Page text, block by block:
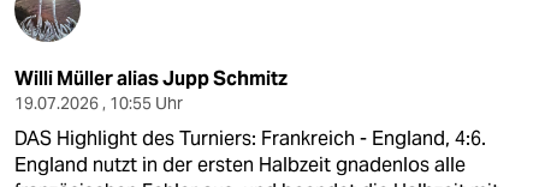
Willi Müller alias Jupp Schmitz
19.07.2026 , 10:55 Uhr
DAS Highlight des Turniers: Frankreich - England, 4:6.
England nutzt in der ersten Halbzeit gnadenlos alle